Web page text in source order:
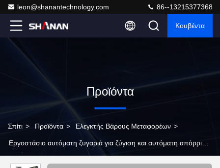
leon@shanantechnology.com 86--13215377368
Κουβέντα
Προϊόντα
Σπίτι > Προϊόντα > Ελεγκτής Βάρους Μεταφορέων >
Εργοστάσιο αυτόματη ζυγαριά για ζύγιση και αυτόματη απόρριψη